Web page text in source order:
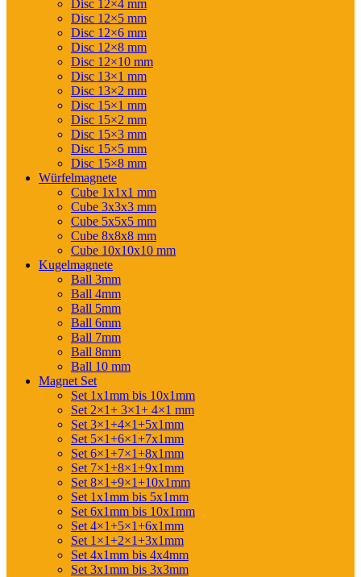
Disc 12×4 mm
Disc 12×5 mm
Disc 12×6 mm
Disc 12×8 mm
Disc 12×10 mm
Disc 13×1 mm
Disc 13×2 mm
Disc 15×1 mm
Disc 15×2 mm
Disc 15×3 mm
Disc 15×5 mm
Disc 15×8 mm
Würfelmagnete
Cube 1x1x1 mm
Cube 3x3x3 mm
Cube 5x5x5 mm
Cube 8x8x8 mm
Cube 10x10x10 mm
Kugelmagnete
Ball 3mm
Ball 4mm
Ball 5mm
Ball 6mm
Ball 7mm
Ball 8mm
Ball 10 mm
Magnet Set
Set 1x1mm bis 10x1mm
Set 2×1+ 3×1+ 4×1 mm
Set 3×1+4×1+5x1mm
Set 5×1+6×1+7x1mm
Set 6×1+7×1+8x1mm
Set 7×1+8×1+9x1mm
Set 8×1+9×1+10x1mm
Set 1x1mm bis 5x1mm
Set 6x1mm bis 10x1mm
Set 4×1+5×1+6x1mm
Set 1×1+2×1+3x1mm
Set 4x1mm bis 4x4mm
Set 3x1mm bis 3x3mm